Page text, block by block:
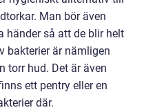
Man bör även
händer så att de blir helt
bakterier är nämligen
torr hud. Det är även
ett pentry eller en
där.